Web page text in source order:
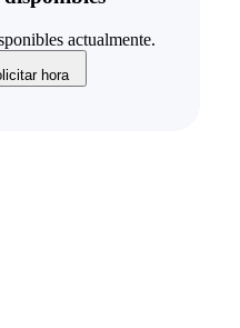
actualmente.
hora